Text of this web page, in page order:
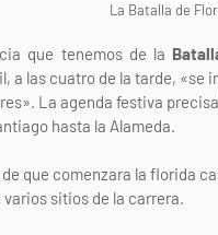
La Batalla de
que tenemos de la
a las cuatro de la tarde,
La agenda festiva
hasta la Alameda.
que comenzara la florida
sitios de la carrera.